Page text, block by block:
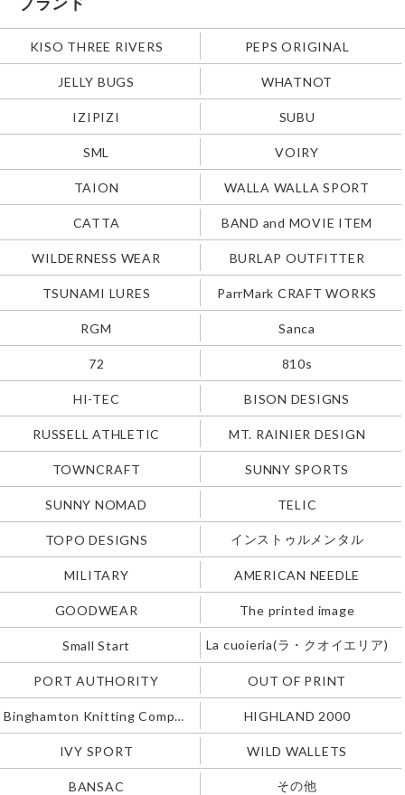
KISO THREE RIVERS PEPS ORIGINAL
JELLY BUGS WHATNOT
IZIPIZI SUBU
SML VOIRY
TAION WALLA WALLA SPORT
CATTA BAND and MOVIE ITEM
WILDERNESS WEAR BURLAP OUTFITTER
TSUNAMI LURES ParrMark CRAFT WORKS
RGM Sanca
72 810s
HI-TEC BISON DESIGNS
RUSSELL ATHLETIC MT. RAINIER DESIGN
TOWNCRAFT SUNNY SPORTS
SUNNY NOMAD TELIC
TOPO DESIGNS インストゥルメンタル
MILITARY AMERICAN NEEDLE
GOODWEAR The printed image
Small Start La cuoieria(ラ・クオイエリア)
PORT AUTHORITY OUT OF PRINT
Binghamton Knitting Company HIGHLAND 2000
IVY SPORT WILD WALLETS
BANSAC その他